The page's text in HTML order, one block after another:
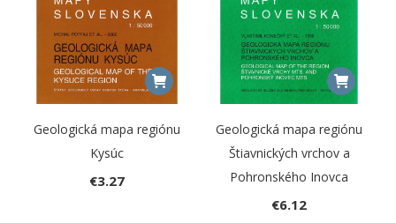
Geologická mapa regiónu
Kysúc
€3.27
Geologická mapa regiónu
Štiavnických vrchov a
Pohronského Inovca
€6.12